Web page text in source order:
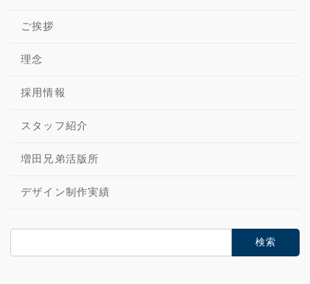
ご挨拶
理念
採用情報
スタッフ紹介
増田兄弟活版所
デザイン制作実績
索: